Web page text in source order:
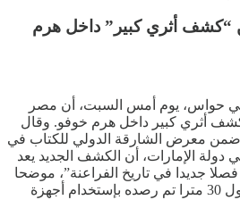
“كشف أثري كبير” داخل هرم
حواس، يوم أمس السبت، أن مصر
أثري كبير داخل هرم خوفو. وقال
معرض الشارقة الدولي للكتاب في
حاليا في دولة الإمارات، أن الكشف الجديد يعد
جديدا في تاريخ الفراعنة”، موضحا
أنه عبارة عن ممر جديد بطول 30 مترا تم رصده بإستخدام أجهزة